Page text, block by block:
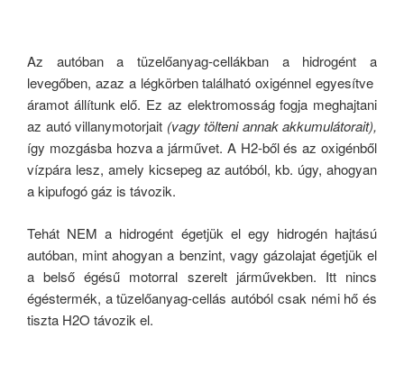
Az autóban a tüzelőanyag-cellákban a hidrogént a
levegőben, azaz a légkörben található oxigénnel egyesítve
áramot állítunk elő. Ez az elektromosság fogja meghajtani
az autó villanymotorjait (vagy tölteni annak akkumulátorait),
így mozgásba hozva a járművet. A H2-ből és az oxigénből
vízpára lesz, amely kicsepeg az autóból, kb. úgy, ahogyan
a kipufogó gáz is távozik.
Tehát NEM a hidrogént égetjük el egy hidrogén hajtású
autóban, mint ahogyan a benzint, vagy gázolajat égetjük el
a belső égésű motorral szerelt járművekben. Itt nincs
égéstermék, a tüzelőanyag-cellás autóból csak némi hő és
tiszta H2O távozik el.